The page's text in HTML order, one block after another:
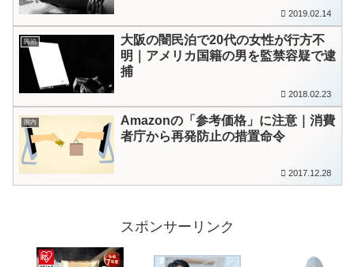
2019.02.14
民泊
大阪の闇民泊で20代の女性が行方不
明｜アメリカ国籍の男を監禁容疑で逮
捕
2018.02.23
国内
Amazonの「参考価格」に注意｜消費
者庁から再発防止の措置命令
2017.12.28
スポンサーリンク